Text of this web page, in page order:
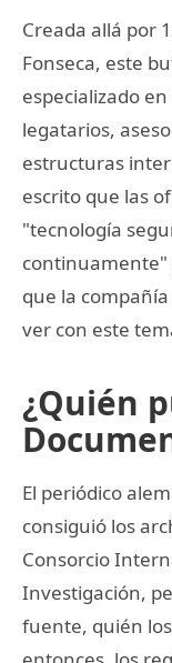
Creada allá por
Fonseca, este
especializado
legatarios,
estructuras
escrito que las
"tecnología
continuamente"
que la
ver con este
¿Quién
El periódico
consiguió los
Consorcio
Investigación,
fuente, quién